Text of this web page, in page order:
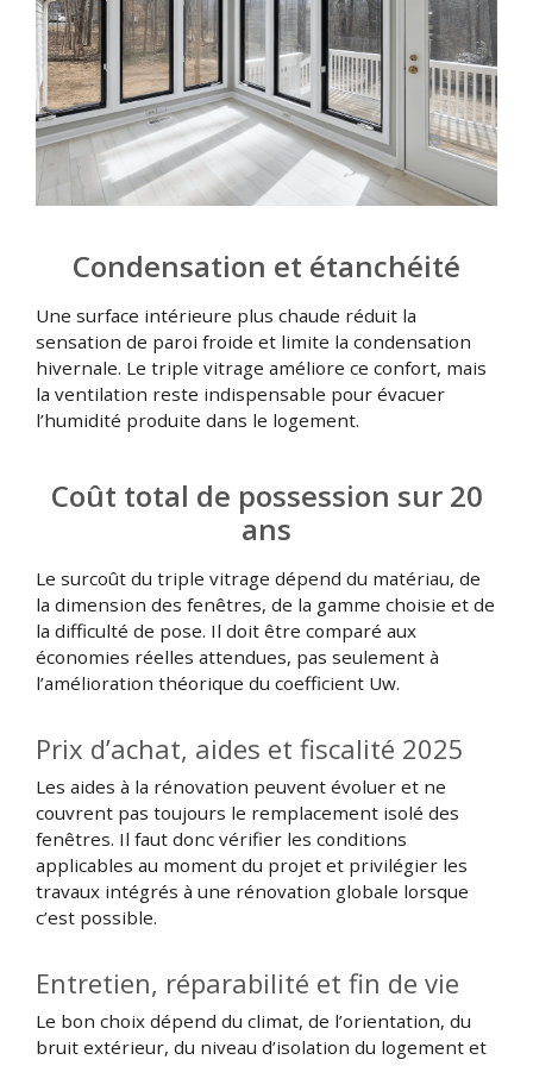
Condensation et étanchéité
Une surface intérieure plus chaude réduit la
sensation de paroi froide et limite la condensation
hivernale. Le triple vitrage améliore ce confort, mais
la ventilation reste indispensable pour évacuer
l’humidité produite dans le logement.
Coût total de possession sur 20
ans
Le surcoût du triple vitrage dépend du matériau, de
la dimension des fenêtres, de la gamme choisie et de
la difficulté de pose. Il doit être comparé aux
économies réelles attendues, pas seulement à
l’amélioration théorique du coefficient Uw.
Prix d’achat, aides et fiscalité 2025
Les aides à la rénovation peuvent évoluer et ne
couvrent pas toujours le remplacement isolé des
fenêtres. Il faut donc vérifier les conditions
applicables au moment du projet et privilégier les
travaux intégrés à une rénovation globale lorsque
c’est possible.
Entretien, réparabilité et fin de vie
Le bon choix dépend du climat, de l’orientation, du
bruit extérieur, du niveau d’isolation du logement et